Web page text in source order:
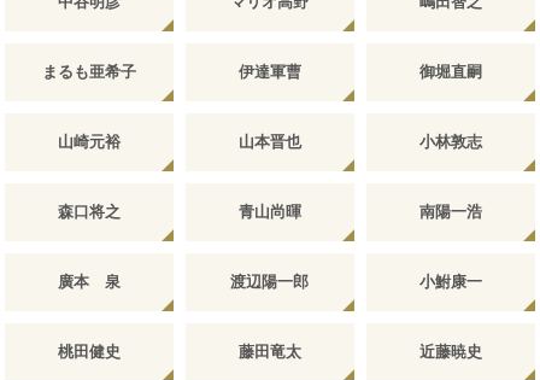
まるも亜希子 伊達軍曹 御堀直嗣
山崎元裕 山本晋也 小林敦志
森口将之 青山尚暉 南陽一浩
廣本 泉 渡辺陽一郎 小鮒康一
桃田健史 藤田竜太 近藤暁史